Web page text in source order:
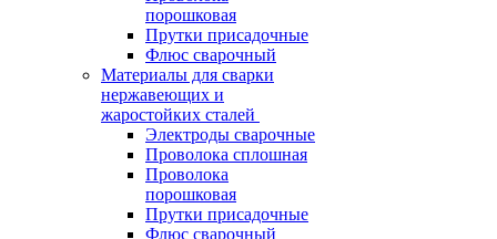
порошковая
Прутки присадочные
Флюс сварочный
Материалы для сварки
нержавеющих и
жаростойких сталей
Электроды сварочные
Проволока сплошная
Проволока
порошковая
Прутки присадочные
Флюс сварочный